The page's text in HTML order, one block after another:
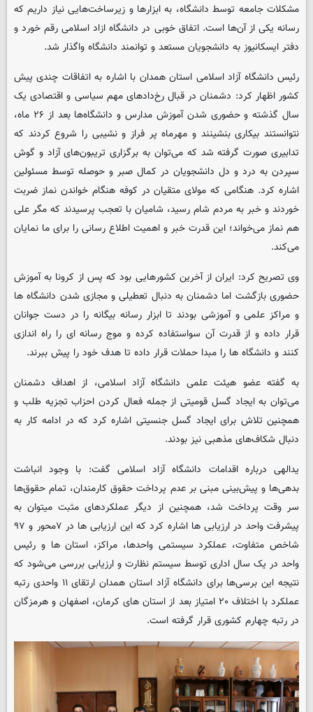
مشکلات جامعه توسط دانشگاه، به ابزارها و زیرساخت‌هایی نیاز داریم که
رسانه یکی از آن‌ها است. اتفاق خوبی در دانشگاه ازاد اسلامی رقم خورد و
دفتر ایسکانیوز به دانشجویان مستعد و توانمند دانشگاه واگذار شد.
رئیس دانشگاه آزاد اسلامی استان همدان با اشاره به اتفاقات چندی پیش
کشور اظهار کرد: دشمنان در قبال رخ‌دادهای مهم سیاسی و اقتصادی یک
سال گذشته و حضوری شدن آموزش مدارس و دانشگاه‌ها بعد از ۲۶ ماه،
نتوانستند بیکاری بنشینند و مهرماه پر فراز و نشیبی را شروع کردند که
تدابیری صورت گرفته شد که می‌توان به برگزاری تریبون‌های آزاد و گوش
سپردن به درد و دل دانشجویان در کمال صبر و حوصله توسط مسئولین
اشاره کرد. هنگامی که مولای متقیان در کوفه هنگام خواندن نماز ضربت
خوردند و خبر به مردم شام رسید، شامیان با تعجب پرسیدند که مگر علی
هم نماز می‌خواند؛ این قدرت خبر و اهمیت اطلاع رسانی را برای ما نمایان
می‌کند.
وی تصریح کرد: ایران از آخرین کشورهایی بود که پس از کرونا به آموزش
حضوری بازگشت اما دشمنان به دنبال تعطیلی و مجازی شدن دانشگاه ها
و مراکز علمی و آموزشی بودند تا ابزار رسانه بیگانه را در دست جوانان
قرار داده و از قدرت آن سواستفاده کرده و موج رسانه ای را راه اندازی
کنند و دانشگاه ها را مبدا حملات قرار داده تا هدف خود را پیش ببرند.
به گفته عضو هیئت علمی دانشگاه آزاد اسلامی، از اهداف دشمنان
می‌توان به ایجاد گسل قومیتی از جمله فعال کردن احزاب تجزیه طلب و
همچنین تلاش برای ایجاد گسل جنسیتی اشاره کرد که در ادامه کار به
دنبال شکاف‌های مذهبی نیز بودند.
یدالهی درباره اقدامات دانشگاه آزاد اسلامی گفت: با وجود انباشت
بدهی‌ها و پیش‌بینی مبنی بر عدم پرداخت حقوق کارمندان، تمام حقوق‌ها
سر وقت پرداخت شد، همچنین از دیگر عملکردهای مثبت میتوان به
پیشرفت واحد در ارزیابی ها اشاره کرد که این ارزیابی ها در ۷محور و ۹۷
شاخص متفاوت، عملکرد سیستمی واحدها، مراکز، استان ها و رئیس
واحد در یک سال اداری توسط سیستم نظارت و ارزیابی بررسی می‌شود که
نتیجه این برسی‌ها برای دانشگاه آزاد استان همدان ارتقای ۱۱ واحدی رتبه
عملکرد با اختلاف ۲۰ امتیاز بعد از استان های کرمان، اصفهان و هرمزگان
در رتبه چهارم کشوری قرار گرفته است.